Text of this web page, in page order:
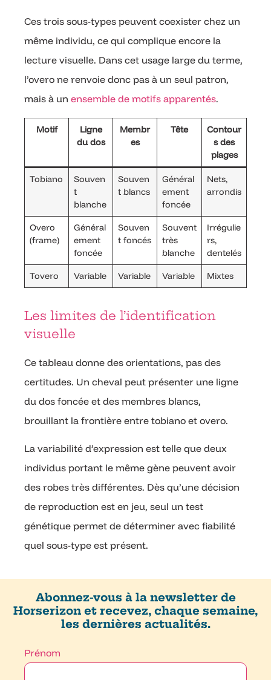
Ces trois sous-types peuvent coexister chez un
même individu, ce qui complique encore la
lecture visuelle. Dans cet usage large du terme,
l’overo ne renvoie donc pas à un seul patron,
mais à un ensemble de motifs apparentés.
Motif
Ligne
du dos
Membr
es
Tête
Contour
s des
plages
Tobiano
Souven
t
blanche
Souven
t blancs
Général
ement
foncée
Nets,
arrondis
Overo
(frame)
Général
ement
foncée
Souven
t foncés
Souvent
très
blanche
Irrégulie
rs,
dentelés
Tovero Variable Variable Variable Mixtes
Les limites de l’identification
visuelle
Ce tableau donne des orientations, pas des
certitudes. Un cheval peut présenter une ligne
du dos foncée et des membres blancs,
brouillant la frontière entre tobiano et overo.
La variabilité d’expression est telle que deux
individus portant le même gène peuvent avoir
des robes très différentes. Dès qu’une décision
de reproduction est en jeu, seul un test
génétique permet de déterminer avec fiabilité
quel sous-type est présent.
Abonnez-vous à la newsletter de
Horserizon et recevez, chaque semaine,
les dernières actualités.
Prénom